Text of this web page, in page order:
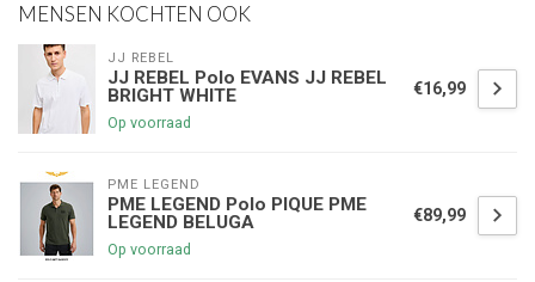
MENSEN KOCHTEN OOK
JJ REBEL
JJ REBEL Polo EVANS JJ REBEL
BRIGHT WHITE
Op voorraad
€16,99
PME LEGEND
PME LEGEND Polo PIQUE PME
LEGEND BELUGA
Op voorraad
€89,99